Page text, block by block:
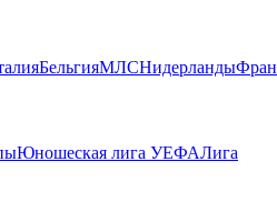
БельгияМЛСНидерланды
Юношеская лига УЕФАЛига